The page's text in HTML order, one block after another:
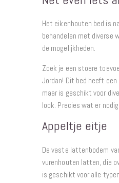
Het eikenhouten bed is
behandelen met diverse
de mogelijkheden.
Zoek je een stoere
Jordan! Dit bed heeft
maar is geschikt voor
look. Precies wat er
Appeltje eitje
De vaste lattenbodem
vurenhouten latten, die
is geschikt voor alle